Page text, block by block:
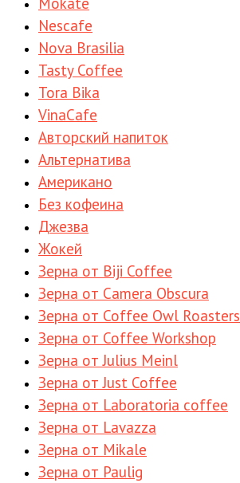
Nescafe
Nova Brasilia
Tasty Coffee
Tora Bika
VinaCafe
Авторский напиток
Альтернатива
Американо
Без кофеина
Джезва
Жокей
Зерна от Biji Coffee
Зерна от Camera Obscura
Зерна от Coffee Owl Roasters
Зерна от Coffee Workshop
Зерна от Julius Meinl
Зерна от Just Coffee
Зерна от Laboratoria coffee
Зерна от Lavazza
Зерна от Mikale
Зерна от Paulig